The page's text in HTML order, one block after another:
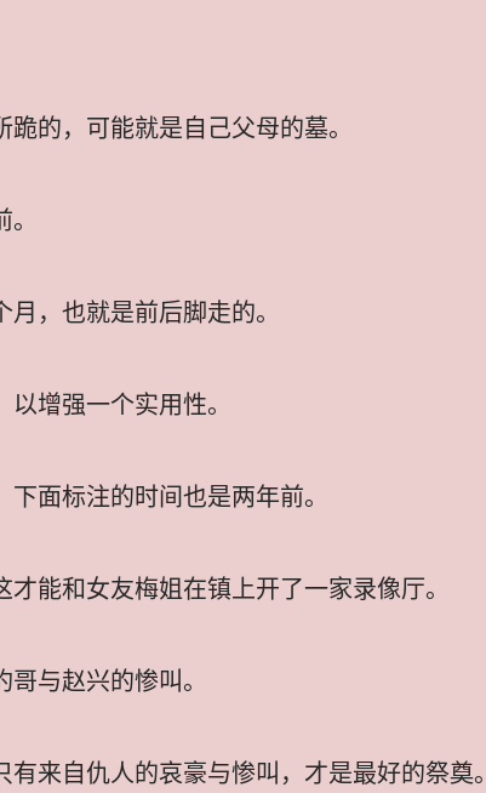
的，可能就是自己父母的墓。
，也就是前后脚走的。
增强一个实用性。
面标注的时间也是两年前。
能和女友梅姐在镇上开了一家录像厅。
与赵兴的惨叫。
来自仇人的哀豪与惨叫，才是最好的祭奠。